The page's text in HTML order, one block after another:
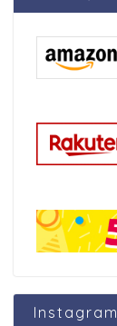
Instagram